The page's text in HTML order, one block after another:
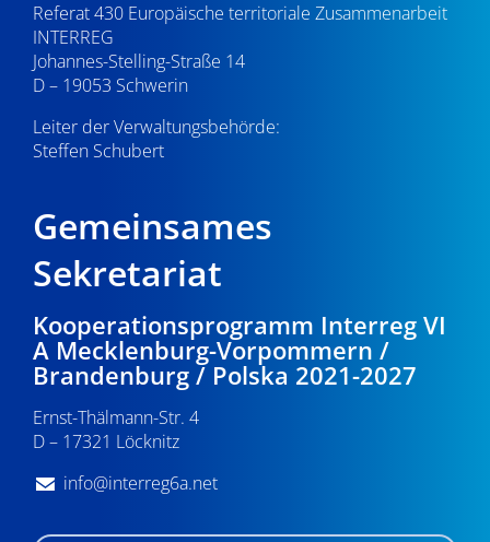
Referat 430 Europäische territoriale Zusammenarbeit
INTERREG
Johannes-Stelling-Straße 14
D – 19053 Schwerin
Leiter der Verwaltungsbehörde:
Steffen Schubert
Gemeinsames
Sekretariat
Kooperationsprogramm Interreg VI
A Mecklenburg-Vorpommern /
Brandenburg / Polska 2021-2027
Ernst-Thälmann-Str. 4
D – 17321 Löcknitz
info@interreg6a.net